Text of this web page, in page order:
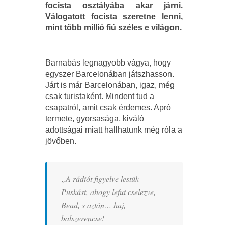
focista osztályába akar járni.
Válogatott focista szeretne lenni,
mint több millió fiú széles e világon.
Barnabás legnagyobb vágya, hogy
egyszer Barcelonában játszhasson.
Járt is már Barcelonában, igaz, még
csak turistaként. Mindent tud a
csapatról, amit csak érdemes. Apró
termete, gyorsasága, kiváló
adottságai miatt hallhatunk még róla a
jövőben.
„A rádiót figyelve lestük
Puskást, ahogy lefut cselezve,
Bead, s aztán… haj,
balszerencse!